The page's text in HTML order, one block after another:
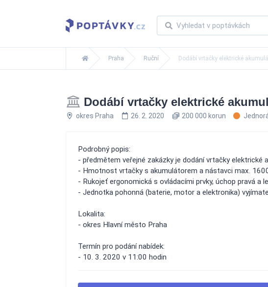
Praha Ruční Dodábí vrtačky elektrické
Dodábí vrtačky elektrické
okres Praha 26. 2. 2020 200 000 korun
Podrobný popis:
- předmětem veřejné zakázky je dodání vrtačky elektrické
- Hmotnost vrtačky s akumulátorem a nástavci max.
- Rukojeť ergonomická s ovládacími prvky, úchop pravá a
- Jednotka pohonná (baterie, motor a elektronika)
Lokalita:
- okres Hlavní město Praha
Termín pro podání nabídek:
- 10. 3. 2020 v 11:00 hodin